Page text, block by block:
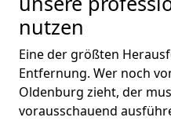
nutzen
Eine der größten
Entfernung. Wer noch
Oldenburg zieht, der
vorausschauend